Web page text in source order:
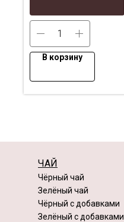
цветов)
В корзину
ЧАЙ
Чёрный чай
Зелёный чай
Чёрный с добавками
Зелёный с добавками